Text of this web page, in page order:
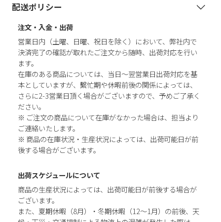
配送ポリシー
注文・入金・出荷
営業日内（土曜、日曜、祝日を除く）において、弊社内で
決済完了の確認が取れたご注文から随時、出荷対応を行い
ます。
在庫のある商品については、当日～翌営業日出荷対応を基
本としていますが、繫忙期や休暇前後の関係によっては、
さらに2-3営業日頂く場合がございますので、予めご了承く
ださい。
※ ご注文の商品について在庫がなかった場合は、担当より
ご連絡いたします。
※ 商品の在庫状況・生産状況によっては、出荷可能日が前
後する場合がございます。
出荷スケジュールについて
商品の生産状況によっては、出荷可能日が前後する場合が
ございます。
また、夏期休暇（8月）・冬期休暇（12～1月）の前後、天